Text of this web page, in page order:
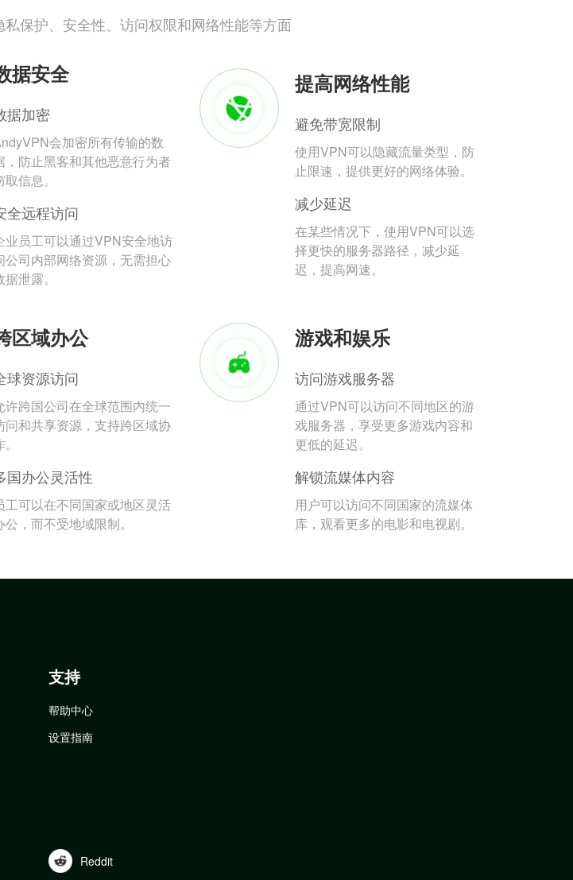
保护、安全性、访问权限和网络性能等方面
据安全
据加密
会加密所有传输的数
，防止黑客和其他恶意行为者
取信息。
全远程访问
业员工可以通过VPN安全地访
公司内部网络资源，无需担心
据泄露。
提高网络性能
避免带宽限制
使用VPN可以隐藏流量类型，防
止限速，提供更好的网络体验。
减少延迟
在某些情况下，使用VPN可以选
择更快的服务器路径，减少延
迟，提高网速。
区域办公
球资源访问
许跨国公司在全球范围内统一
问和共享资源，支持跨区域协
国办公灵活性
工可以在不同国家或地区灵活
公，而不受地域限制。
游戏和娱乐
访问游戏服务器
通过VPN可以访问不同地区的游
戏服务器，享受更多游戏内容和
更低的延迟。
解锁流媒体内容
用户可以访问不同国家的流媒体
库，观看更多的电影和电视剧。
支持
帮助中心
设置指南
Reddit